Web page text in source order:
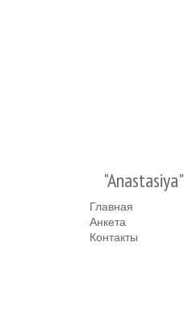
"Anastasiya"
Главная
Анкета
Контакты